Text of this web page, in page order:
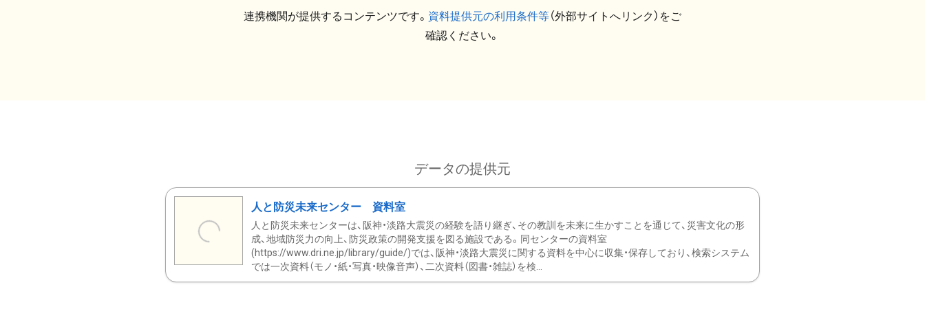
連携機関が提供するコンテンツです。 資料提供元の利用条件等（外部サイトへリンク）をご
確認ください。
データの提供元
人と防災未来センター 資料室
人と防災未来センターは、阪神・淡路大震災の経験を語り継ぎ、その教訓を未来に生かすことを通じて、災害文化の形
成、地域防災力の向上、防災政策の開発支援を図る施設である。同センターの資料室
(https://www.dri.ne.jp/library/guide/)では、阪神・淡路大震災に関する資料を中心に収集・保存しており、検索システム
では一次資料（モノ・紙・写真・映像音声）、二次資料（図書・雑誌）を検...